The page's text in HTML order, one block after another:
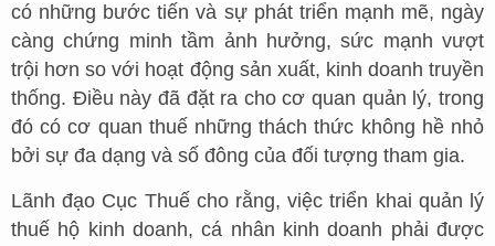
có những bước tiến và sự phát triển mạnh mẽ, ngày
càng chứng minh tầm ảnh hưởng, sức mạnh vượt
trội hơn so với hoạt động sản xuất, kinh doanh truyền
thống. Điều này đã đặt ra cho cơ quan quản lý, trong
đó có cơ quan thuế những thách thức không hề nhỏ
bởi sự đa dạng và số đông của đối tượng tham gia.
Lãnh đạo Cục Thuế cho rằng, việc triển khai quản lý
thuế hộ kinh doanh, cá nhân kinh doanh phải được